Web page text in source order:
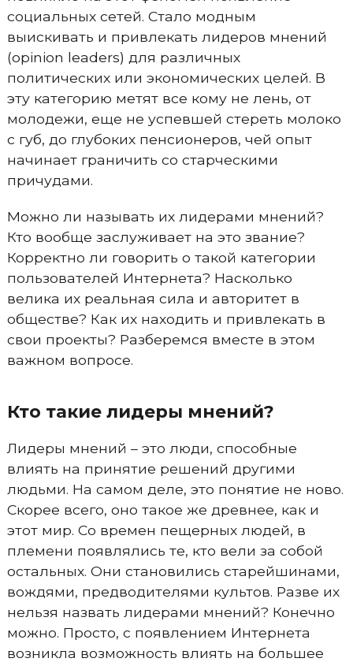
социальных сетей. Стало модным
выискивать и привлекать лидеров мнений
(opinion leaders) для различных
политических или экономических целей. В
эту категорию метят все кому не лень, от
молодежи, еще не успевшей стереть молоко
с губ, до глубоких пенсионеров, чей опыт
начинает граничить со старческими
причудами.
Можно ли называть их лидерами мнений?
Кто вообще заслуживает на это звание?
Корректно ли говорить о такой категории
пользователей Интернета? Насколько
велика их реальная сила и авторитет в
обществе? Как их находить и привлекать в
свои проекты? Разберемся вместе в этом
важном вопросе.
Кто такие лидеры мнений?
Лидеры мнений – это люди, способные
влиять на принятие решений другими
людьми. На самом деле, это понятие не ново.
Скорее всего, оно такое же древнее, как и
этот мир. Со времен пещерных людей, в
племени появлялись те, кто вели за собой
остальных. Они становились старейшинами,
вождями, предводителями культов. Разве их
нельзя назвать лидерами мнений? Конечно
можно. Просто, с появлением Интернета
возникла возможность влиять на большее